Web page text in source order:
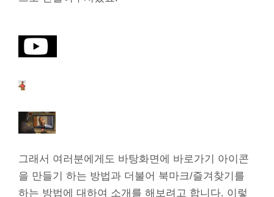
그래서 여러분에게도 바탕화면에 바로가기 아이콘
을 만들기 하는 방법과 더불어 북마크/즐겨찾기를
하는 방법에 대하여 소개를 해보려고 합니다. 이렇